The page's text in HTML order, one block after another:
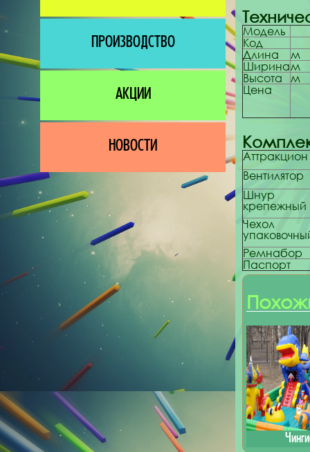
ПРОИЗВОДСТВО
АКЦИИ
НОВОСТИ
Модель
Код
Длина
м
Ширинам
Высота
м
Цена
Аттракцион
Вентилятор
Шнур
крепежный
Чехол
Ремнабор
Паспорт